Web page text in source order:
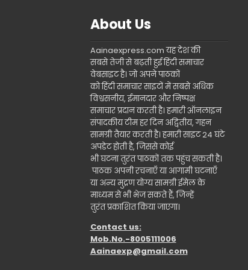
About Us
Aainaexpress.com यह देश की
सबसे तेजी से बढ़ती हुई हिंदी समाचार
वेबसाइट है। जो अपने पाठकों
को हिंदी समाचार साइटों में सबसे अधिक
विश्वसनीय, ईमानदार और निष्पक्ष
समाचार प्रदान करती है। हमारी ऑनलाइन
संपादकीय टीम हर दिन अद्वितीय, गहन
सामग्री तैयार करती है। हमारी साइट 24 घंटे
अपडेट होती है, जिससे कोई
भी घटना तुरंत पाठकों तक पहुंच सकती है।
पाठक अपनी रचनाएँ या आगामी घटनाएँ
या अन्य मुद्रण योग्य सामग्री ईमेल के
माध्यम से भी भेज सकते हैं, जिन्हें
तुरंत प्रकाशित किया जाएगा।
Contact us:
Mob.No.-8005111006
Aainaexp@gmail.com